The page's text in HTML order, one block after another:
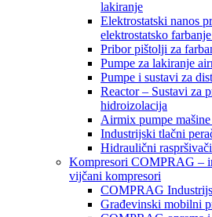
lakiranje
Elektrostatski nanos
elektrostatsko
Pribor pištolji za
Pumpe za lakiranje
Pumpe i sustavi za
Reactor – Sustavi za
hidroizolacija
Airmix pumpe
Industrijski tlačni
Hidraulični
Kompresori COMPRAG –
vijčani kompresori
COMPRAG
Građevinski mobilni